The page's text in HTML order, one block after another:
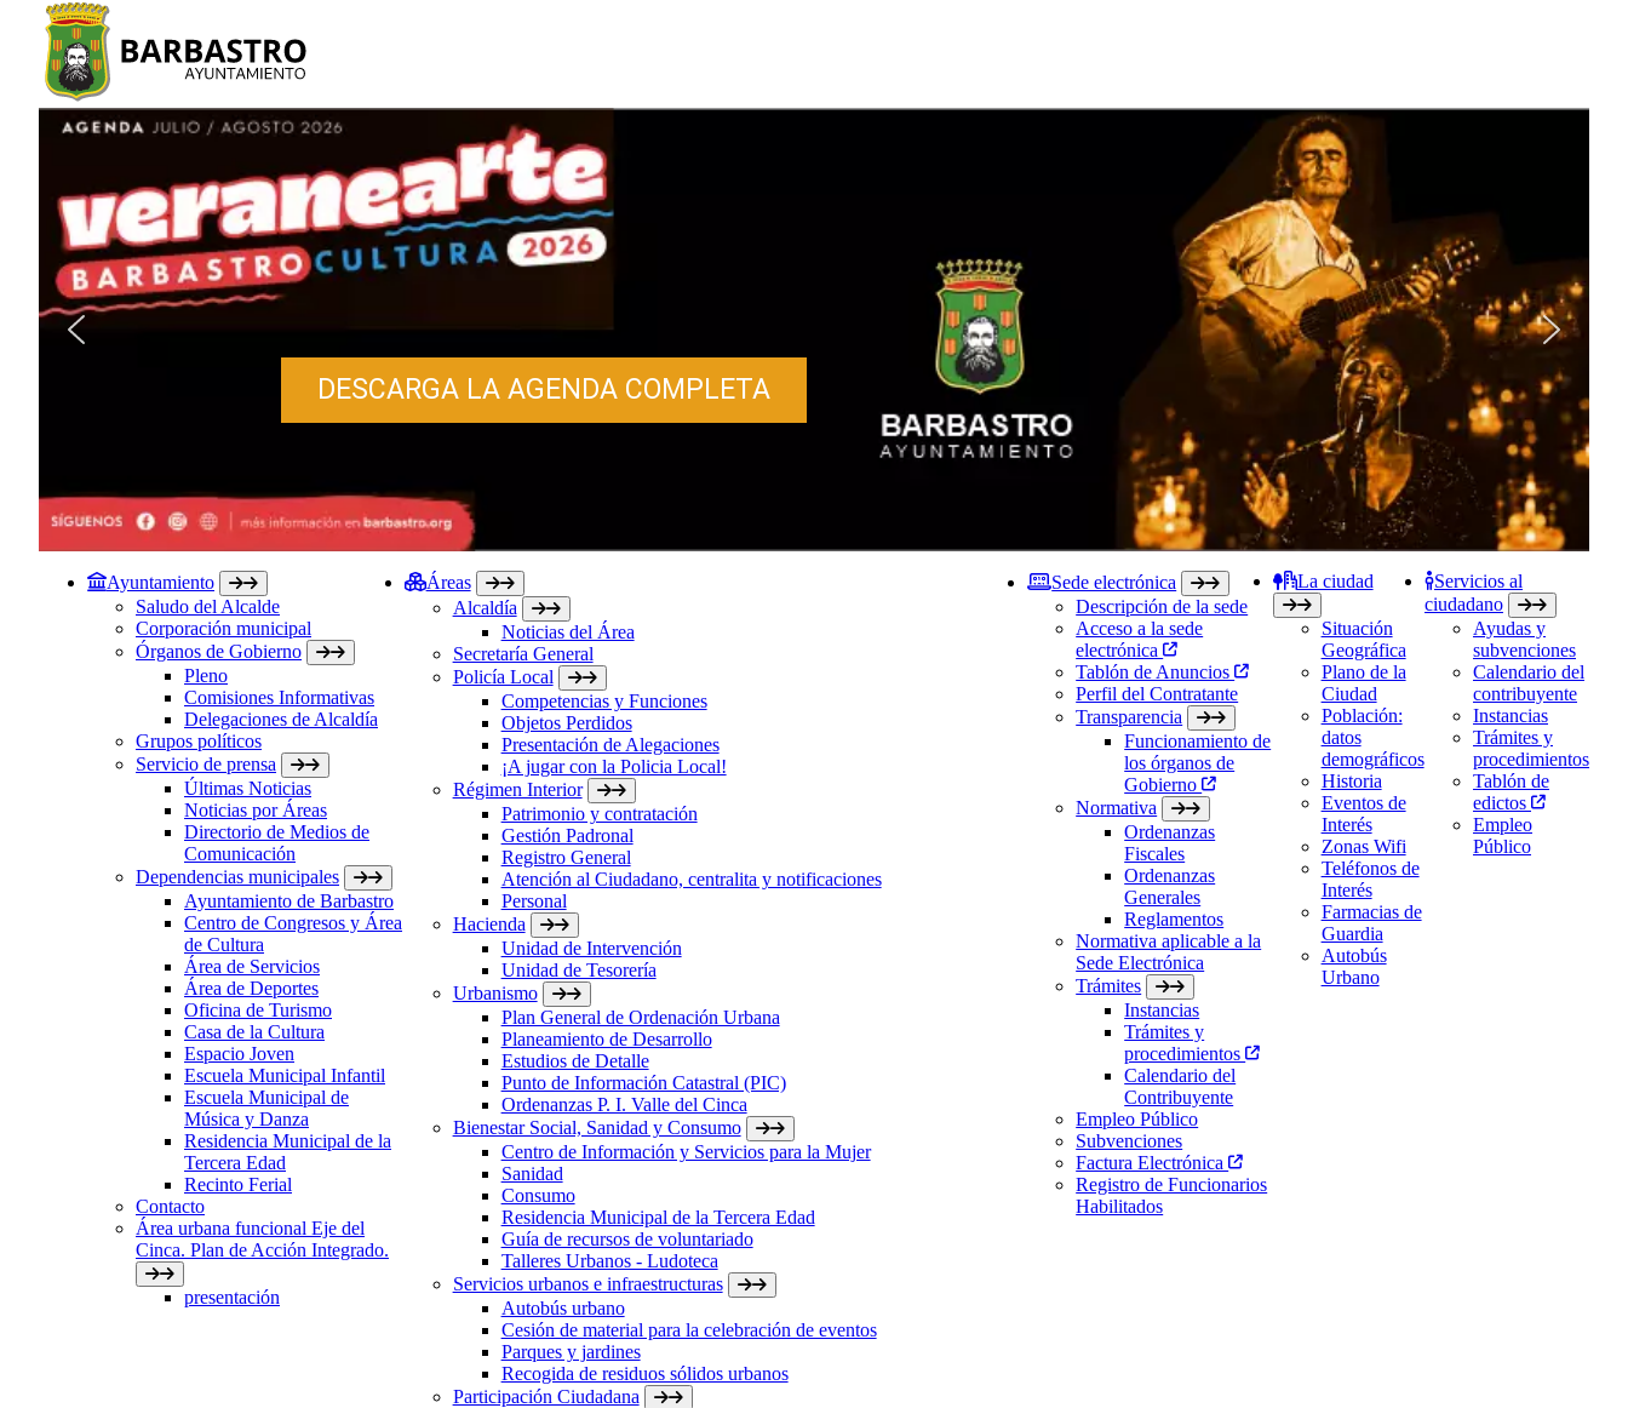
Ayuntamiento
Saludo del Alcalde
Corporación municipal
Órganos de Gobierno
Pleno
Comisiones Informativas
Delegaciones de Alcaldía
Grupos políticos
Servicio de prensa
Últimas Noticias
Noticias por Áreas
Directorio de Medios de
Comunicación
Dependencias municipales
Ayuntamiento de Barbastro
Centro de Congresos y Área
de Cultura
Área de Servicios
Área de Deportes
Oficina de Turismo
Casa de la Cultura
Espacio Joven
Escuela Municipal Infantil
Escuela Municipal de
Música y Danza
Residencia Municipal de la
Tercera Edad
Recinto Ferial
Contacto
Área urbana funcional Eje del
Cinca. Plan de Acción Integrado.
presentación
Áreas
Alcaldía
Noticias del Área
Secretaría General
Policía Local
Competencias y Funciones
Objetos Perdidos
Presentación de Alegaciones
¡A jugar con la Policia Local!
Régimen Interior
Patrimonio y contratación
Gestión Padronal
Registro General
Atención al Ciudadano, centralita y notificaciones
Personal
Hacienda
Unidad de Intervención
Unidad de Tesorería
Urbanismo
Plan General de Ordenación Urbana
Planeamiento de Desarrollo
Estudios de Detalle
Punto de Información Catastral (PIC)
Ordenanzas P. I. Valle del Cinca
Bienestar Social, Sanidad y Consumo
Centro de Información y Servicios para la Mujer
Sanidad
Consumo
Residencia Municipal de la Tercera Edad
Guía de recursos de voluntariado
Talleres Urbanos - Ludoteca
Servicios urbanos e infraestructuras
Autobús urbano
Cesión de material para la celebración de eventos
Parques y jardines
Recogida de residuos sólidos urbanos
Participación Ciudadana
Sede electrónica
Descripción de la sede
Acceso a la sede
electrónica
Tablón de Anuncios
Perfil del Contratante
Transparencia
Funcionamiento de
los órganos de
Gobierno
Normativa
Ordenanzas
Fiscales
Ordenanzas
Generales
Reglamentos
Normativa aplicable a la
Sede Electrónica
Trámites
Instancias
Trámites y
procedimientos
Calendario del
Contribuyente
Empleo Público
Subvenciones
Factura Electrónica
Registro de Funcionarios
Habilitados
La ciudad
Situación
Geográfica
Plano de la
Ciudad
Población:
datos
demográficos
Historia
Eventos de
Interés
Zonas Wifi
Teléfonos de
Interés
Farmacias de
Guardia
Autobús
Urbano
Servicios al
ciudadano
Ayudas y
subvenciones
Calendario del
contribuyente
Instancias
Trámites y
procedimientos
Tablón de
edictos
Empleo
Público